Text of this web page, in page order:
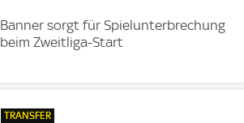
Banner sorgt für Spielunterbrechung
beim Zweitliga-Start
TRANSFER